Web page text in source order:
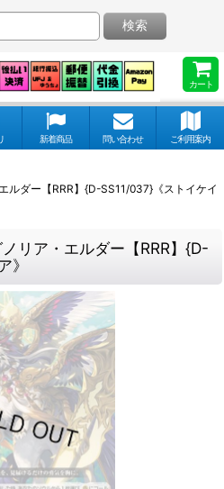
カート
検索
新着商品 問い合わせ ご利用案内
ルダー【RRR】{D-SS11/037}《ストイケイ
リア・エルダー【RRR】{D-
》